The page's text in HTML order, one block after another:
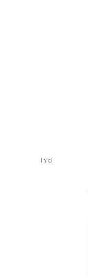
Inici